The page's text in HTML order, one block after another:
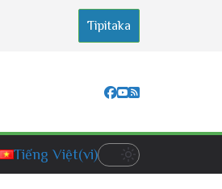
Tipitaka
Tiếng Việt(vi)